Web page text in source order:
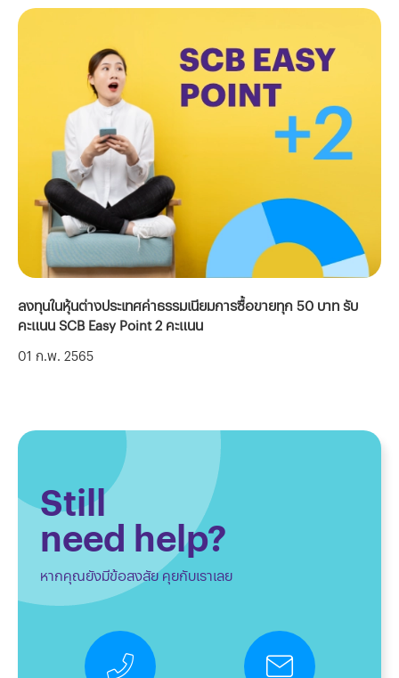
ลงทุนในหุ้นต่างประเทศค่าธรรมเนียมการซื้อขายทุก 50 บาท รับ
คะแนน SCB Easy Point 2 คะแนน
01 ก.พ. 2565
Still
need help?
หากคุณยังมีข้อสงสัย คุยกับเราเลย